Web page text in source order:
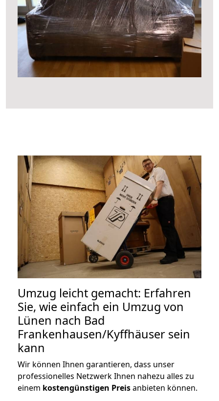
Umzug leicht gemacht: Erfahren
Sie, wie einfach ein Umzug von
Lünen nach Bad
Frankenhausen/Kyffhäuser sein
kann
Wir können Ihnen garantieren, dass unser
professionelles Netzwerk Ihnen nahezu alles zu
einem kostengünstigen Preisanbieten können.